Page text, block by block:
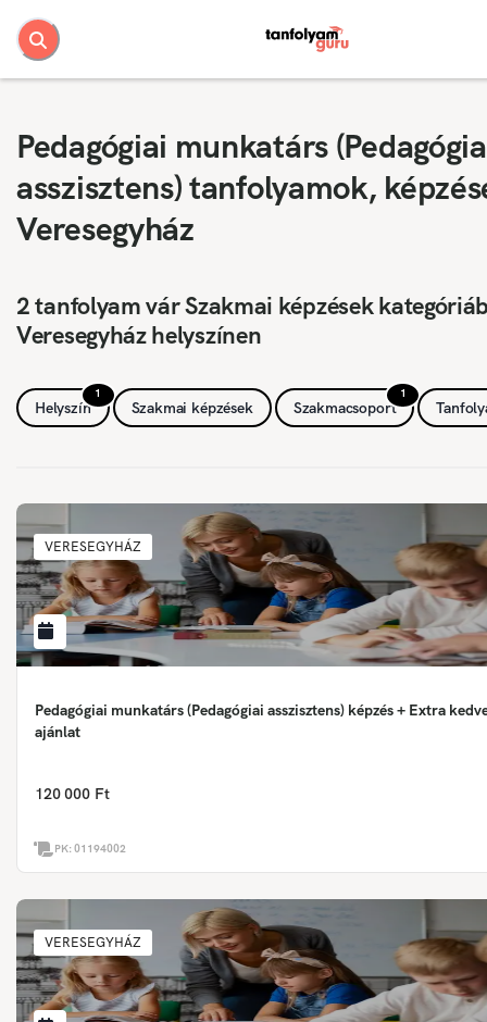
Pedagógiai munkatárs
asszisztens) tanfolyamok,
Veresegyház
2 tanfolyam vár Szakmai képzések
Veresegyház helyszínen
1
Helyszín Szakmai képzések
1
Szakmacsoport
VERESEGYHÁZ
Pedagógiai munkatárs (Pedagógiai asszisztens) képzés + Extra
ajánlat
120 000 Ft
PK:01194002
VERESEGYHÁZ